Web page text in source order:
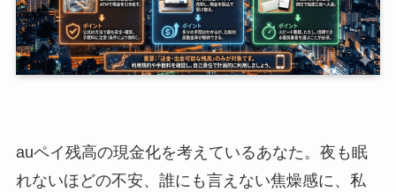
auペイ残高の現金化を考えているあなた。夜も眠
れないほどの不安、誰にも言えない焦燥感に、私